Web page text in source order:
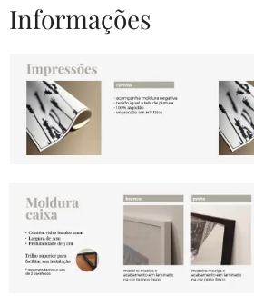
Informações